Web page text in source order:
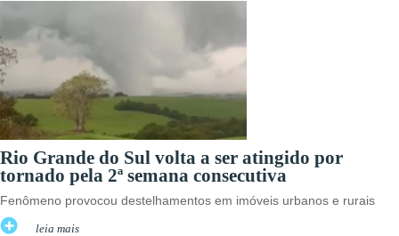
Rio Grande do Sul volta a ser atingido por
tornado pela 2ª semana consecutiva
Fenômeno provocou destelhamentos em imóveis urbanos e rurais
leia mais